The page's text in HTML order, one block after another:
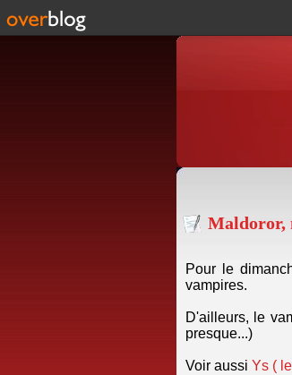
Maldoror,
Pour le
vampires.
D'ailleurs, le
presque...)
Voir aussi Ys (